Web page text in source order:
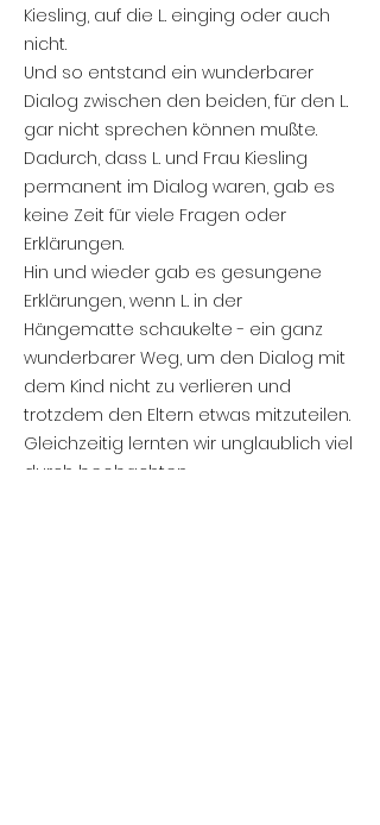
Kiesling, auf die L. einging oder auch
nicht.
Und so entstand ein wunderbarer
Dialog zwischen den beiden, für den L.
gar nicht sprechen können mußte.
Dadurch, dass L. und Frau Kiesling
permanent im Dialog waren, gab es
keine Zeit für viele Fragen oder
Erklärungen.
Hin und wieder gab es gesungene
Erklärungen, wenn L. in der
Hängematte schaukelte - ein ganz
wunderbarer Weg, um den Dialog mit
dem Kind nicht zu verlieren und
trotzdem den Eltern etwas mitzuteilen.
Gleichzeitig lernten wir unglaublich viel
durch beobachten.